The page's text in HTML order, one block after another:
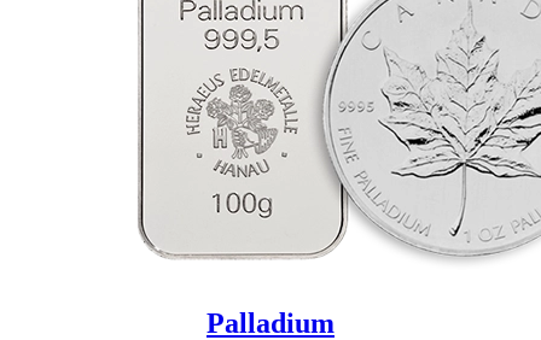
Palladium